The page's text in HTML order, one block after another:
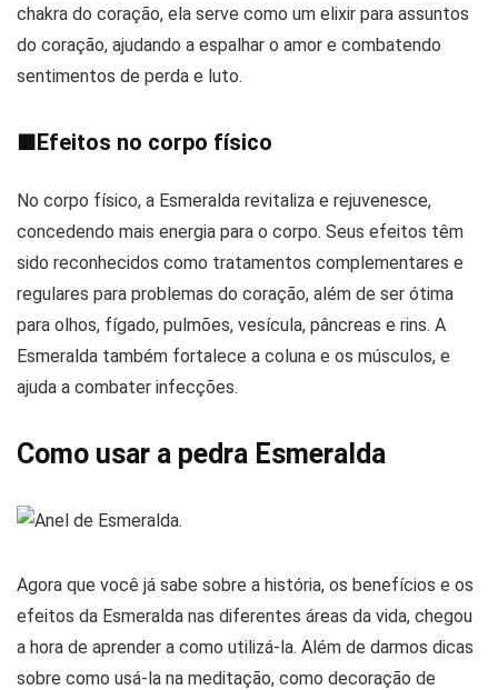
chakra do coração, ela serve como um elixir para assuntos
do coração, ajudando a espalhar o amor e combatendo
sentimentos de perda e luto.
■Efeitos no corpo físico
No corpo físico, a Esmeralda revitaliza e rejuvenesce,
concedendo mais energia para o corpo. Seus efeitos têm
sido reconhecidos como tratamentos complementares e
regulares para problemas do coração, além de ser ótima
para olhos, fígado, pulmões, vesícula, pâncreas e rins. A
Esmeralda também fortalece a coluna e os músculos, e
ajuda a combater infecções.
Como usar a pedra Esmeralda
Agora que você já sabe sobre a história, os benefícios e os
efeitos da Esmeralda nas diferentes áreas da vida, chegou
a hora de aprender a como utilizá-la. Além de darmos dicas
sobre como usá-la na meditação, como decoração de